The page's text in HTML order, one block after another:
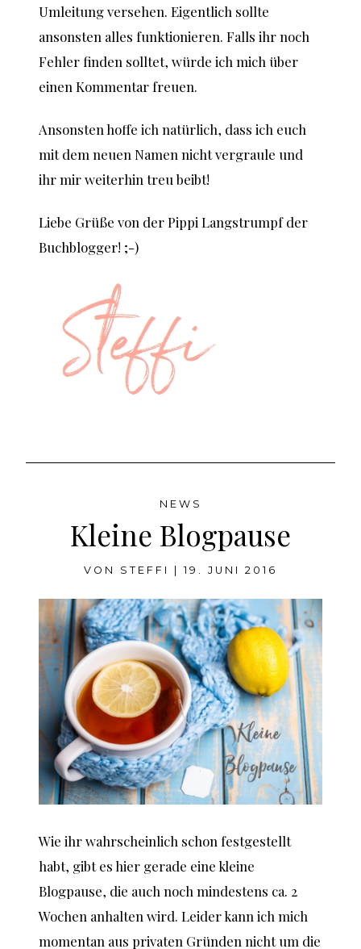
Umleitung versehen. Eigentlich sollte
ansonsten alles funktionieren. Falls ihr noch
Fehler finden solltet, würde ich mich über
einen Kommentar freuen.
Ansonsten hoffe ich natürlich, dass ich euch
mit dem neuen Namen nicht vergraule und
ihr mir weiterhin treu beibt!
Liebe Grüße von der Pippi Langstrumpf der
Buchblogger! ;-)
NEWS
Kleine Blogpause
VON STEFFI 19. JUNI 2016
Wie ihr wahrscheinlich schon festgestellt
habt, gibt es hier gerade eine kleine
Blogpause, die auch noch mindestens ca. 2
Wochen anhalten wird. Leider kann ich mich
momentan aus privaten Gründen nicht um die